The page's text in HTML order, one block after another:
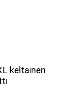
keltainen